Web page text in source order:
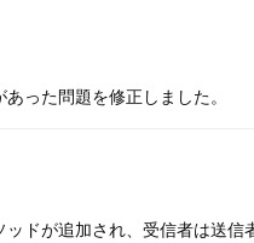
った問題を修正しました。
ドが追加され、受信者は送信